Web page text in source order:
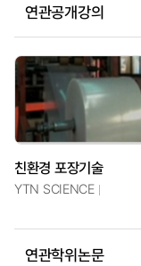
연관공개강의
친환경 포장기술
YTN SCIENCE
연관학위논문